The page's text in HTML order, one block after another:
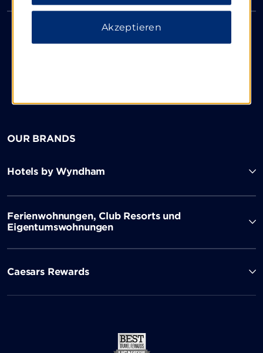
OUR BRANDS
Hotels by Wyndham
Ferienwohnungen, Club Resorts und
Eigentumswohnungen
Caesars Rewards
Akzeptieren